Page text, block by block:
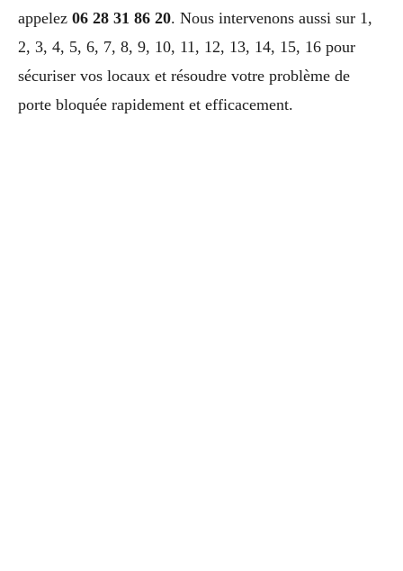
appelez 06 28 31 86 20. Nous intervenons aussi sur 1,
2, 3, 4, 5, 6, 7, 8, 9, 10, 11, 12, 13, 14, 15, 16 pour
sécuriser vos locaux et résoudre votre problème de
porte bloquée rapidement et efficacement.